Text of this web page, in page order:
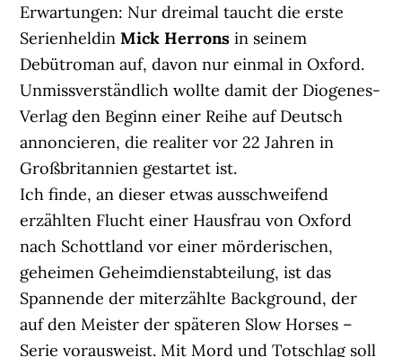
Erwartungen: Nur dreimal taucht die erste
SerienheldinMick Herrons in seinem
Debütroman auf, davon nur einmal in Oxford.
Unmissverständlich wollte damit der Diogenes-
Verlag den Beginn einer Reihe auf Deutsch
annoncieren, die realiter vor 22 Jahren in
Großbritannien gestartet ist.
Ich finde, an dieser etwas ausschweifend
erzählten Flucht einer Hausfrau von Oxford
nach Schottland vor einer mörderischen,
geheimen Geheimdienstabteilung, ist das
Spannende der miterzählte Background, der
auf den Meister der späteren Slow Horses –
Serie vorausweist. Mit Mord und Totschlag soll